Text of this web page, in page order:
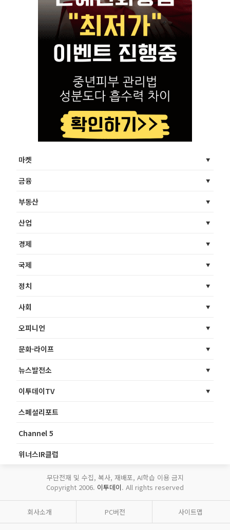
마켓
금융
부동산
산업
경제
국제
정치
사회
오피니언
문화·라이프
뉴스발전소
이투데이TV
스페셜리포트
Channel 5
위너스IR클럽
무단전재 및 수집, 복사, 재배포, AI학습 이용 금지
Copyright 2006. 이투데이. All rights reserved
회사소개 PC버전 사이트맵